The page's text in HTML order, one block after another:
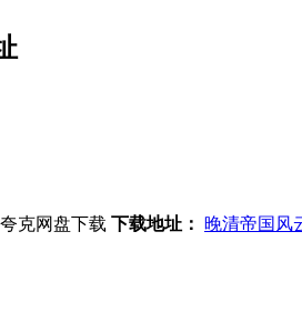
夸克网盘下载 下载地址： 晚清帝国风